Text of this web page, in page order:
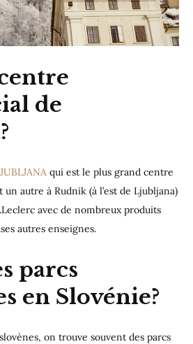
de
qui est le plus grand centre
un autre à Rudnik (à l’est de Ljubljana)
avec de nombreux produits
autres enseignes.
parcs
en Slovénie?
on trouve souvent des parcs